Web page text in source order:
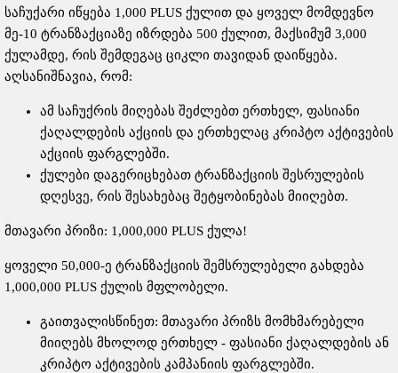
საჩუქარი იწყება 1,000 PLUS ქულით და ყოველ მომდევნო
მე-10 ტრანზაქციაზე იზრდება 500 ქულით, მაქსიმუმ 3,000
ქულამდე, რის შემდეგაც ციკლი თავიდან დაიწყება.
აღსანიშნავია, რომ:
ამ საჩუქრის მიღებას შეძლებთ ერთხელ, ფასიანი
ქაღალდების აქციის და ერთხელაც კრიპტო აქტივების
აქციის ფარგლებში.
ქულები დაგერიცხებათ ტრანზაქციის შესრულების
დღესვე, რის შესახებაც შეტყობინებას მიიღებთ.
მთავარი პრიზი: 1,000,000 PLUS ქულა!
ყოველი 50,000-ე ტრანზაქციის შემსრულებელი გახდება
1,000,000 PLUS ქულის მფლობელი.
გაითვალისწინეთ: მთავარი პრიზს მომხმარებელი
მიიღებს მხოლოდ ერთხელ - ფასიანი ქაღალდების ან
კრიპტო აქტივების კამპანიის ფარგლებში.